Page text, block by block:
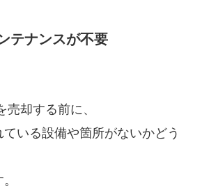
テナンスが不要
売却する前に、
いる設備や箇所がないかどう